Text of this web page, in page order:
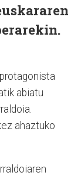
abiatu
ahaztuko